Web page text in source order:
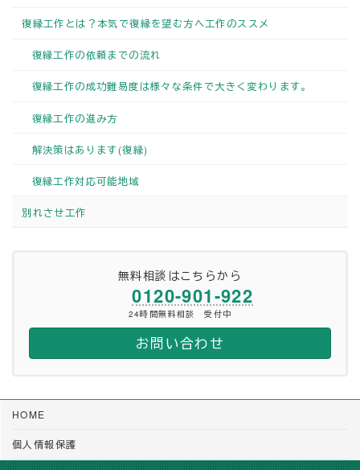
復縁工作とは？本気で復縁を望む方へ工作のススメ
復縁工作の依頼までの流れ
復縁工作の成功難易度は様々な条件で大きく変わります。
復縁工作の進み方
解決策はあります(復縁)
復縁工作対応可能地域
別れさせ工作
無料相談はこちらから
0120-901-922
24時間無料相談 受付中
お問い合わせ
HOME
個人情報保護